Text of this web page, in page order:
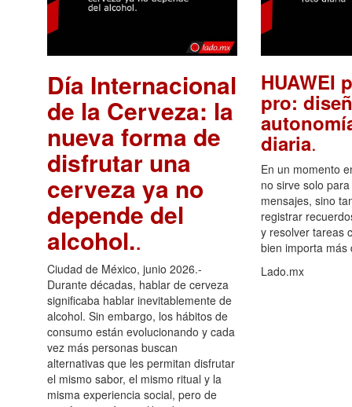
Día Internacional
de la Cerveza: la
nueva forma de
disfrutar una
cerveza ya no
depende del
alcohol..
Ciudad de México, junio 2026.-
Durante décadas, hablar de cerveza
significaba hablar inevitablemente de
alcohol. Sin embargo, los hábitos de
consumo están evolucionando y cada
vez más personas buscan
alternativas que les permitan disfrutar
el mismo sabor, el mismo ritual y la
misma experiencia social, pero de
HUAWEI
pro:
diaria.
En un momento
no sirve solo
mensajes, sino
registrar
y resolver tareas
bien importa más
Lado.mx